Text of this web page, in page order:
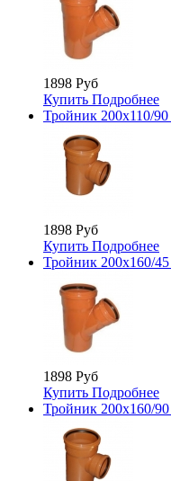
1898 Руб
Купить Подробнее
Тройник 200х110/
1898 Руб
Купить Подробнее
Тройник 200х160/
1898 Руб
Купить Подробнее
Тройник 200х160/